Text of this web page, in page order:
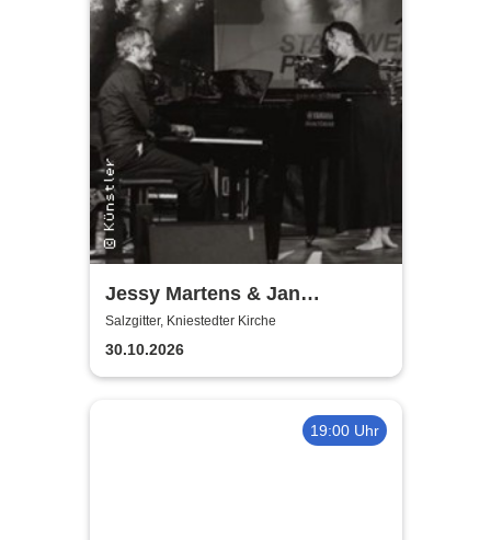
Jessy Martens & Jan
Fischer's Blues Support
Salzgitter, Kniestedter Kirche
30.10.2026
19:00 Uhr